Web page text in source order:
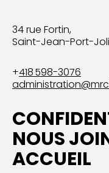
34 rue Fortin,
Saint-Jean-Port-
+418 598-3076
NOUS
ACCUEIL